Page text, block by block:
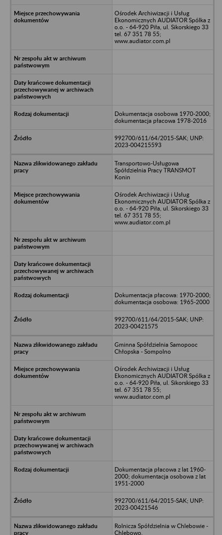
Ośrodek Archiwizacji i Usług
Ekonomicznych AUDIATOR Spólka z
o.o. - 64-920 Piła, ul. Sikorskiego 33
tel. 67 351 78 55;
www.audiator.com.pl
Dokumentacja osobowa 1970-2000;
dokumentacja płacowa 1978-2016
992700/611/64/2015-SAK; UNP:
2023-004215593
Transportowo-Usługowa
Spółdzielnia Pracy TRANSMOT
Konin
Ośrodek Archiwizacji i Usług
Ekonomicznych AUDIATOR Spólka z
o.o. - 64-920 Piła, ul. Sikorskiego 33
tel. 67 351 78 55;
www.audiator.com.pl
Dokumentacja płacowa: 1970-2000;
dokumentacja osobowa: 1965-2000
992700/611/64/2015-SAK; UNP:
2023-00421575
Gminna Spółdzielnia Samopooc
Chłopska - Sompolno
Ośrodek Archiwizacji i Usług
Ekonomicznych AUDIATOR Spólka z
o.o. - 64-920 Piła, ul. Sikorskiego 33
tel. 67 351 78 55;
www.audiator.com.pl
Dokumentacja płacowa z lat 1960-
2000; dokumentacja osobowa z lat
1951-2000
992700/611/64/2015-SAK; UNP:
2023-00421546
Rolnicza Spółdzielnia w Chlebowie -
Chlebowo.